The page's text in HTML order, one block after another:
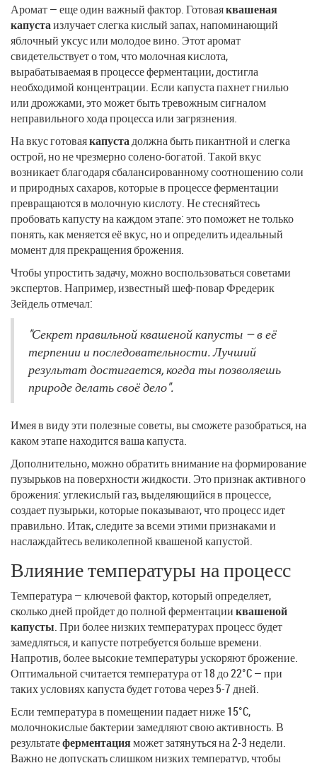
Аромат — еще один важный фактор. Готоваяквашеная
капустаизлучает слегка кислый запах, напоминающий
яблочный уксус или молодое вино. Этот аромат
свидетельствует о том, что молочная кислота,
вырабатываемая в процессе ферментации, достигла
необходимой концентрации. Если капуста пахнет гнилью
или дрожжами, это может быть тревожным сигналом
неправильного хода процесса или загрязнения.
На вкус готоваякапустадолжна быть пикантной и слегка
острой, но не чрезмерно солено-богатой. Такой вкус
возникает благодаря сбалансированному соотношению соли
и природных сахаров, которые в процессе ферментации
превращаются в молочную кислоту. Не стесняйтесь
пробовать капусту на каждом этапе: это поможет не только
понять, как меняется её вкус, но и определить идеальный
момент для прекращения брожения.
Чтобы упростить задачу, можно воспользоваться советами
экспертов. Например, известный шеф-повар Фредерик
Зейдель отмечал:
"Секрет правильной квашеной капусты — в её
терпении и последовательности. Лучший
результат достигается, когда ты позволяешь
природе делать своё дело".
Имея в виду эти полезные советы, вы сможете разобраться, на
каком этапе находится ваша капуста.
Дополнительно, можно обратить внимание на формирование
пузырьков на поверхности жидкости. Это признак активного
брожения: углекислый газ, выделяющийся в процессе,
создает пузырьки, которые показывают, что процесс идет
правильно. Итак, следите за всеми этими признаками и
наслаждайтесь великолепной квашеной капустой.
Влияние температуры на процесс
Температура — ключевой фактор, который определяет,
сколько дней пройдет до полной ферментацииквашеной
капусты. При более низких температурах процесс будет
замедляться, и капусте потребуется больше времени.
Напротив, более высокие температуры ускоряют брожение.
Оптимальной считается температура от 18 до 22°C — при
таких условиях капуста будет готова через 5-7 дней.
Если температура в помещении падает ниже 15°C,
молочнокислые бактерии замедляют свою активность. В
результатеферментацияможет затянуться на 2-3 недели.
Важно не допускать слишком низких температур, чтобы